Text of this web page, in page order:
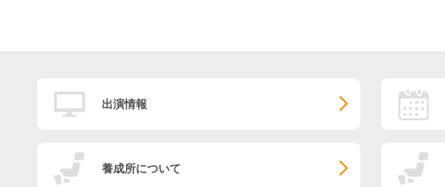
出演情報
養成所について